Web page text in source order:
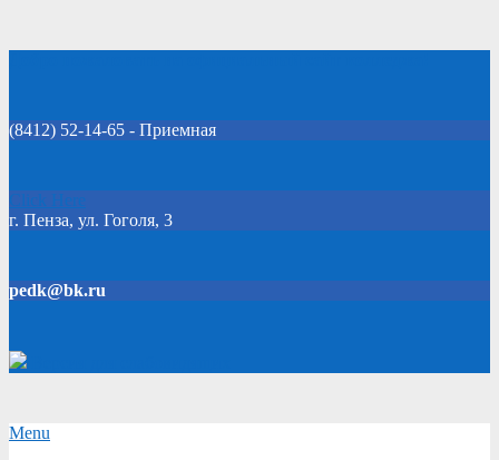
(8412) 52-14-65 - Приемная
Click Here
г. Пенза, ул. Гоголя, 3
pedk@bk.ru
Secondary
Menu